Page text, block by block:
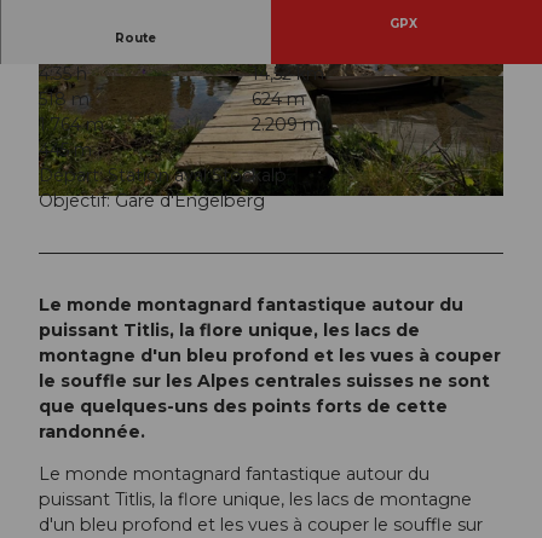
© Obwalden Tourismus, Obwalden Tourismus
© Obwalden Tourismus, Obwalden Tourismus © Obwalden Tourismus, Obwalden Tourismus
Route
GPX
4:35 h
14,52 km
518 m
624 m
1.764 m
2.209 m
445 m
Départ: Station aval Stöckalp
Objectif: Gare d'Engelberg
Le monde montagnard fantastique autour du
puissant Titlis, la flore unique, les lacs de
montagne d'un bleu profond et les vues à couper
le souffle sur les Alpes centrales suisses ne sont
que quelques-uns des points forts de cette
randonnée.
Le monde montagnard fantastique autour du
puissant Titlis, la flore unique, les lacs de montagne
d'un bleu profond et les vues à couper le souffle sur